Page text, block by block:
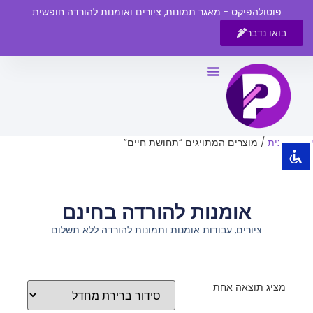
visibility_off השבת את ההבזקים
title סמן כותרות
צבע רקע
zoom_out
הקטנת גופן
הגדלת גופן
ניגודיות בהירה
פוטולהפיקס - מאגר תמונות, ציורים ואומנות להורדה חופשית
בואו נדבר
עמוד הבית / מוצרים המתויגים “תחושת חיים”
אומנות להורדה בחינם
ציורים, עבודות אומנות ותמונות להורדה ללא תשלום
מציג תוצאה אחת